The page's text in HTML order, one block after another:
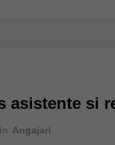
asistente si
in Angajari